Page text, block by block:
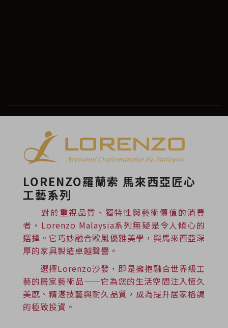
LORENZO羅蘭索 馬來西亞匠心
工藝系列
對於重視品質、獨特性與藝術價值的消費
者，Lorenzo Malaysia系列無疑是令人傾心的
選擇。它巧妙融合歐風優雅美學，與馬來西亞深
厚的家具製造卓越聲譽。
選擇Lorenzo沙發，即是擁抱融合世界級工
藝的居家藝術品——它為您的生活空間注入恆久
美感、精湛技藝與耐久品質，成為提升居家格調
的極致投資。